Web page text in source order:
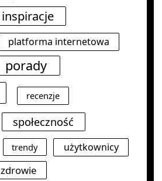
inspiracje
platforma internetowa
porady
recenzje
społeczność
trendy
użytkownicy
zdrowie